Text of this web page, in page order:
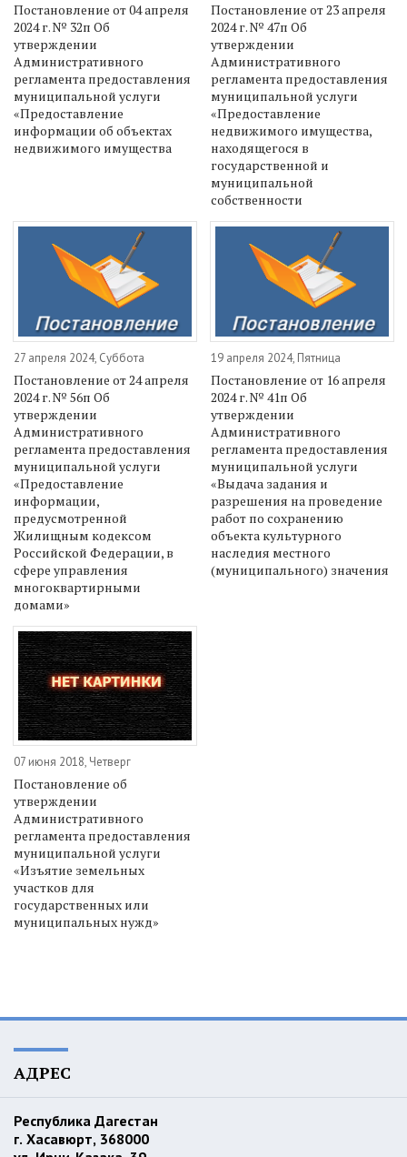
Постановление от 04 апреля
2024 г. № 32п Об
утверждении
Административного
регламента предоставления
муниципальной услуги
«Предоставление
информации об объектах
недвижимого имущества
Постановление от 23 апреля
2024 г. № 47п Об
утверждении
Административного
регламента предоставления
муниципальной услуги
«Предоставление
недвижимого имущества,
находящегося в
государственной и
муниципальной
собственности
27 апреля 2024, Суббота
Постановление от 24 апреля
2024 г. № 56п Об
утверждении
Административного
регламента предоставления
муниципальной услуги
«Предоставление
информации,
предусмотренной
Жилищным кодексом
Российской Федерации, в
сфере управления
многоквартирными
домами»
19 апреля 2024, Пятница
Постановление от 16 апреля
2024 г. № 41п Об
утверждении
Административного
регламента предоставления
муниципальной услуги
«Выдача задания и
разрешения на проведение
работ по сохранению
объекта культурного
наследия местного
(муниципального) значения
07 июня 2018, Четверг
Постановление об
утверждении
Административного
регламента предоставления
муниципальной услуги
«Изъятие земельных
участков для
государственных или
муниципальных нужд»
АДРЕС
Республика Дагестан
г. Хасавюрт, 368000